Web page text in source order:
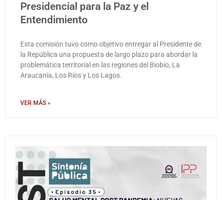
Presidencial para la Paz y el
Entendimiento
Esta comisión tuvo como objetivo entregar al Presidente de
la República una propuesta de largo plazo para abordar la
problemática territorial en las regiones del Biobío, La
Araucanía, Los Ríos y Los Lagos.
VER MÁS »